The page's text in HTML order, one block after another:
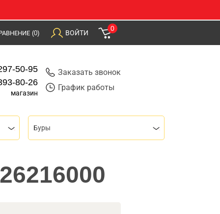
(0) ВОЙТИ
0
50-95
80-26
магазин
Заказать звонок
График работы
Буры